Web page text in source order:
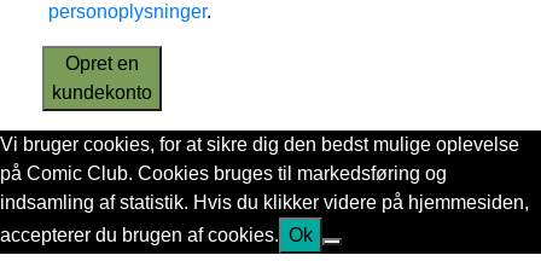
personoplysninger.
Opret en
kundekonto
Vi bruger cookies, for at sikre dig den bedst mulige oplevelse
på Comic Club. Cookies bruges til markedsføring og
indsamling af statistik. Hvis du klikker videre på hjemmesiden,
accepterer du brugen af cookies. Ok